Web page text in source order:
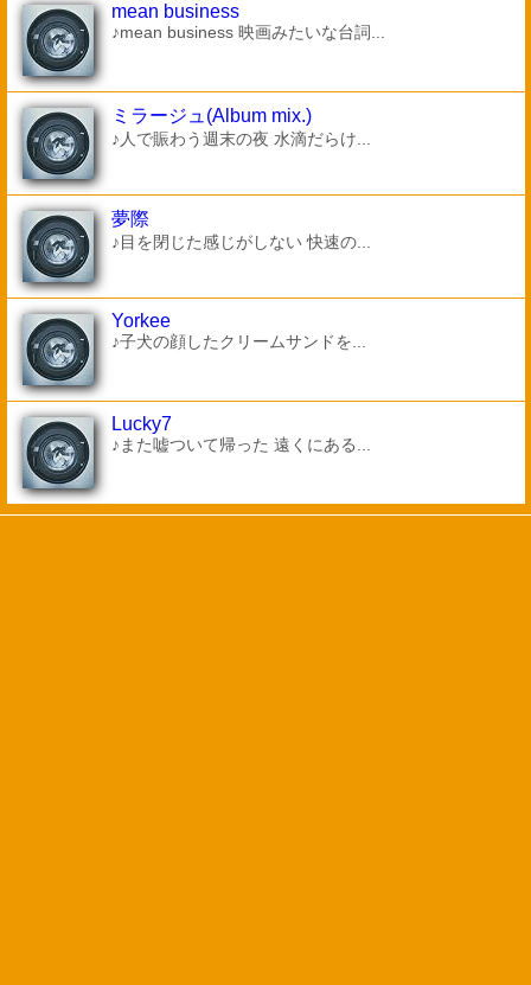
mean business
♪mean business 映画みたいな台詞...
ミラージュ(Album mix.)
♪人で賑わう週末の夜 水滴だらけ...
夢際
♪目を閉じた感じがしない 快速の...
Yorkee
♪子犬の顔したクリームサンドを...
Lucky7
♪また嘘ついて帰った 遠くにある...